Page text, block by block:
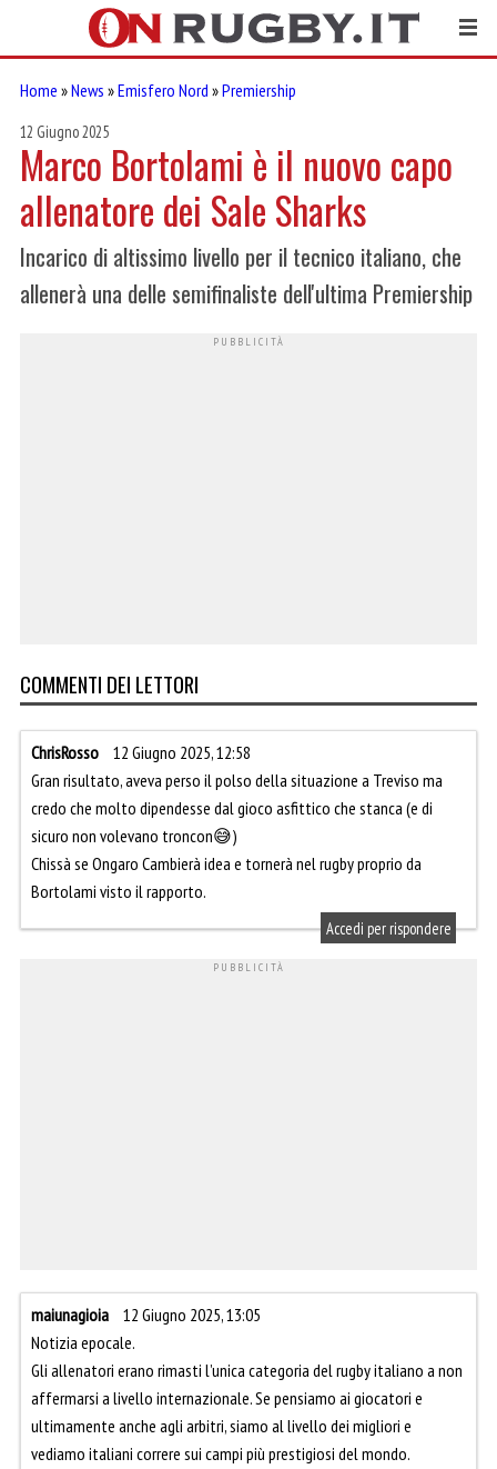
Home »News »Emisfero Nord »Premiership
12 Giugno 2025
Marco Bortolami è il nuovo capo
allenatore dei Sale Sharks
Incarico di altissimo livello per il tecnico italiano, che
allenerà una delle semifinaliste dell'ultima Premiership
COMMENTI DEI LETTORI
ChrisRosso
12 Giugno 2025, 12:58
Gran risultato, aveva perso il polso della situazione a Treviso ma
credo che molto dipendesse dal gioco asfittico che stanca (e di
sicuro non volevano troncon😅)
Chissà se Ongaro Cambierà idea e tornerà nel rugby proprio da
Bortolami visto il rapporto.
Accedi per rispondere
maiunagioia
12 Giugno 2025, 13:05
Notizia epocale.
Gli allenatori erano rimasti l’unica categoria del rugby italiano a non
affermarsi a livello internazionale. Se pensiamo ai giocatori e
ultimamente anche agli arbitri, siamo al livello dei migliori e
vediamo italiani correre sui campi più prestigiosi del mondo.